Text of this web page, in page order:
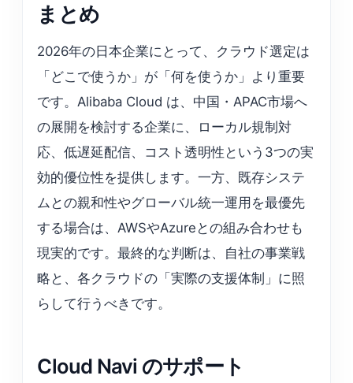
まとめ
2026年の日本企業にとって、クラウド選定は
「どこで使うか」が「何を使うか」より重要
です。Alibaba Cloud は、中国・APAC市場へ
の展開を検討する企業に、ローカル規制対
応、低遅延配信、コスト透明性という3つの実
効的優位性を提供します。一方、既存システ
ムとの親和性やグローバル統一運用を最優先
する場合は、AWSやAzureとの組み合わせも
現実的です。最終的な判断は、自社の事業戦
略と、各クラウドの「実際の支援体制」に照
らして行うべきです。
Cloud Navi のサポート